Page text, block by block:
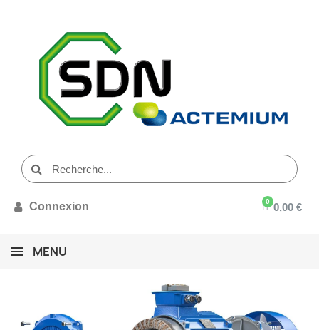
Connexion 0,00 €
MENU